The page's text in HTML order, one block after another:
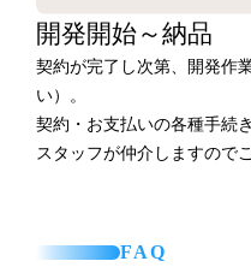
開発開始～納品
契約が完了し次第、開発作
い）。
契約・お支払いの各種手続
スタッフが仲介しますので
FAQ